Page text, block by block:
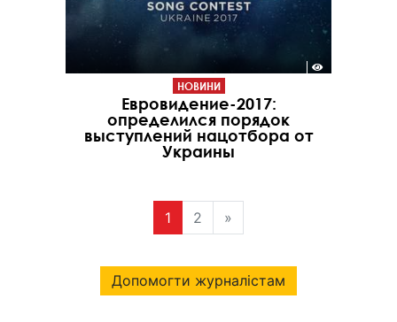
НОВИНИ
Евровидение-2017:
определился порядок
выступлений нацотбора от
Украины
1 2 »
Допомогти журналістам